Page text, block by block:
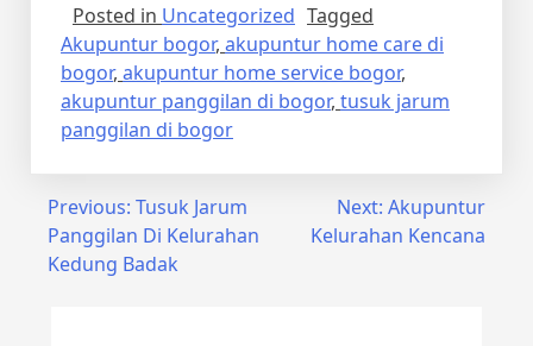
Posted in Uncategorized Tagged
Akupuntur bogor, akupuntur home care di
bogor, akupuntur home service bogor,
akupuntur panggilan di bogor, tusuk jarum
panggilan di bogor
Post
navigation
Previous: Tusuk Jarum
Panggilan Di Kelurahan
Kedung Badak
Next: Akupuntur
Kelurahan Kencana